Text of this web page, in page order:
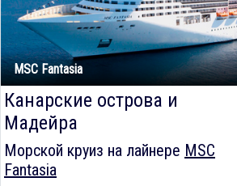
MSC Fantasia
Канарские острова и
Мадейра
Морской круиз на лайнере MSC
Fantasia